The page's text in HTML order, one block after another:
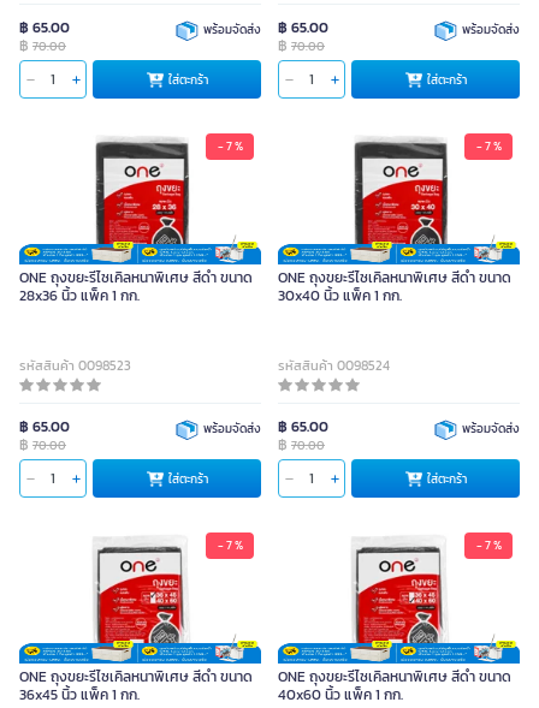
฿ 65.00
฿ 70.00
พร้อมจัดส่ง
ใส่ตะกร้า
฿ 65.00
฿ 70.00
พร้อมจัดส่ง
ใส่ตะกร้า
- 7 %
ONE ถุงขยะรีไซเคิลหนาพิเศษ สีดำ ขนาด
28x36 นิ้ว แพ็ค 1 กก.
รหัสสินค้า 0098523
฿ 65.00
฿ 70.00
พร้อมจัดส่ง
ใส่ตะกร้า
- 7 %
ONE ถุงขยะรีไซเคิลหนาพิเศษ สีดำ ขนาด
30x40 นิ้ว แพ็ค 1 กก.
รหัสสินค้า 0098524
฿ 65.00
฿ 70.00
พร้อมจัดส่ง
ใส่ตะกร้า
- 7 %
ONE ถุงขยะรีไซเคิลหนาพิเศษ สีดำ ขนาด
36x45 นิ้ว แพ็ค 1 กก.
- 7 %
ONE ถุงขยะรีไซเคิลหนาพิเศษ สีดำ ขนาด
40x60 นิ้ว แพ็ค 1 กก.